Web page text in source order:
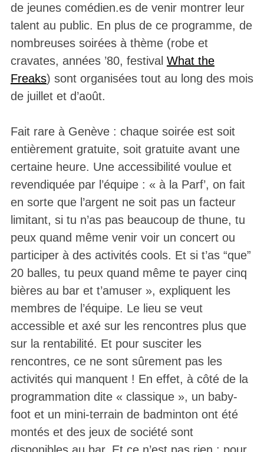
de jeunes comédien.es de venir montrer leur
talent au public. En plus de ce programme, de
nombreuses soirées à thème (robe et
cravates, années ’80, festival What the
Freaks) sont organisées tout au long des mois
de juillet et d’août.
Fait rare à Genève : chaque soirée est soit
entièrement gratuite, soit gratuite avant une
certaine heure. Une accessibilité voulue et
revendiquée par l’équipe : « à la Parf’, on fait
en sorte que l’argent ne soit pas un facteur
limitant, si tu n’as pas beaucoup de thune, tu
peux quand même venir voir un concert ou
participer à des activités cools. Et si t’as “que”
20 balles, tu peux quand même te payer cinq
bières au bar et t’amuser », expliquent les
membres de l’équipe. Le lieu se veut
accessible et axé sur les rencontres plus que
sur la rentabilité. Et pour susciter les
rencontres, ce ne sont sûrement pas les
activités qui manquent ! En effet, à côté de la
programmation dite « classique », un baby-
foot et un mini-terrain de badminton ont été
montés et des jeux de société sont